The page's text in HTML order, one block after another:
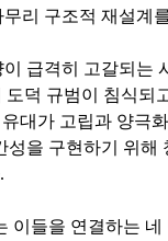
리 구조적 재설계
급격히 고갈되는
도덕 규범이 침식되
대가 고립과 양극
성을 구현하기 위
이들을 연결하는